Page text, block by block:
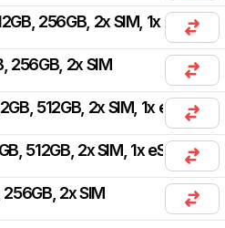
256GB, 2x SIM, 1x eSIM
256GB, 2x SIM
512GB, 2x SIM, 1x eSIM
512GB, 2x SIM, 1x eSIM
256GB, 2x SIM